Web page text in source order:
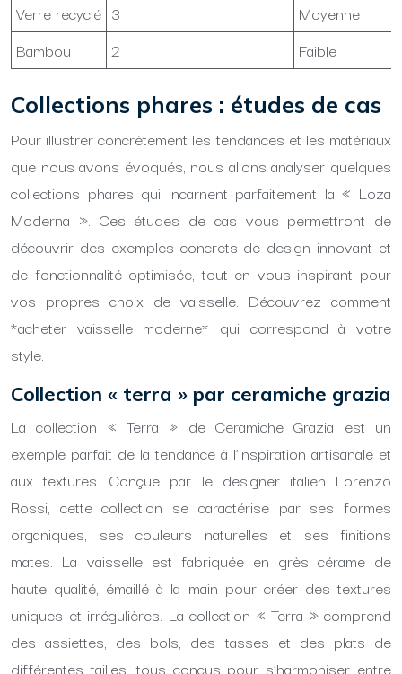
Verre recyclé 3
Moyenne
Bambou
2 Faible
Collections phares : études de cas
Pour illustrer concrètement les tendances et les matériaux
que nous avons évoqués, nous allons analyser quelques
collections phares qui incarnent parfaitement la « Loza
Moderna ». Ces études de cas vous permettront de
découvrir des exemples concrets de design innovant et
de fonctionnalité optimisée, tout en vous inspirant pour
vos propres choix de vaisselle. Découvrez comment
*acheter vaisselle moderne* qui correspond à votre
style.
Collection « terra » par ceramiche grazia
La collection « Terra » de Ceramiche Grazia est un
exemple parfait de la tendance à l’inspiration artisanale et
aux textures. Conçue par le designer italien Lorenzo
Rossi, cette collection se caractérise par ses formes
organiques, ses couleurs naturelles et ses finitions
mates. La vaisselle est fabriquée en grès cérame de
haute qualité, émaillé à la main pour créer des textures
uniques et irrégulières. La collection « Terra » comprend
des assiettes, des bols, des tasses et des plats de
différentes tailles, tous conçus pour s’harmoniser entre